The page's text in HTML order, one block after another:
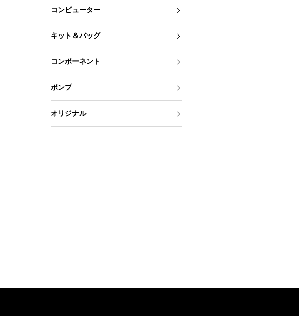
コンピューター
キット＆バッグ
コンポーネント
ポンプ
オリジナル